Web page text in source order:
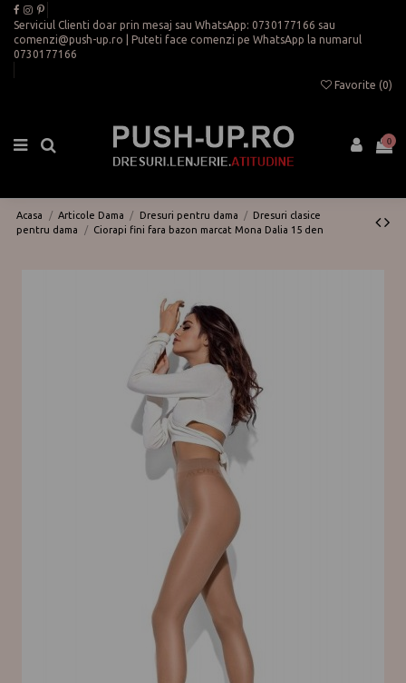
Serviciul Clienti doar prin mesaj sau WhatsApp: 0730177166 sau
comenzi@push-up.ro | Puteti face comenzi pe WhatsApp la numarul
0730177166
Favorite (0)
0
Acasa Articole Dama Dresuri pentru dama
Dresuri clasice
pentru dama
Ciorapi fini fara bazon marcat Mona Dalia 15 den